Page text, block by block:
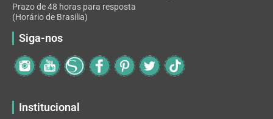
Prazo de 48 horas para resposta
(Horário de Brasilia)
Siga-nos
Institucional